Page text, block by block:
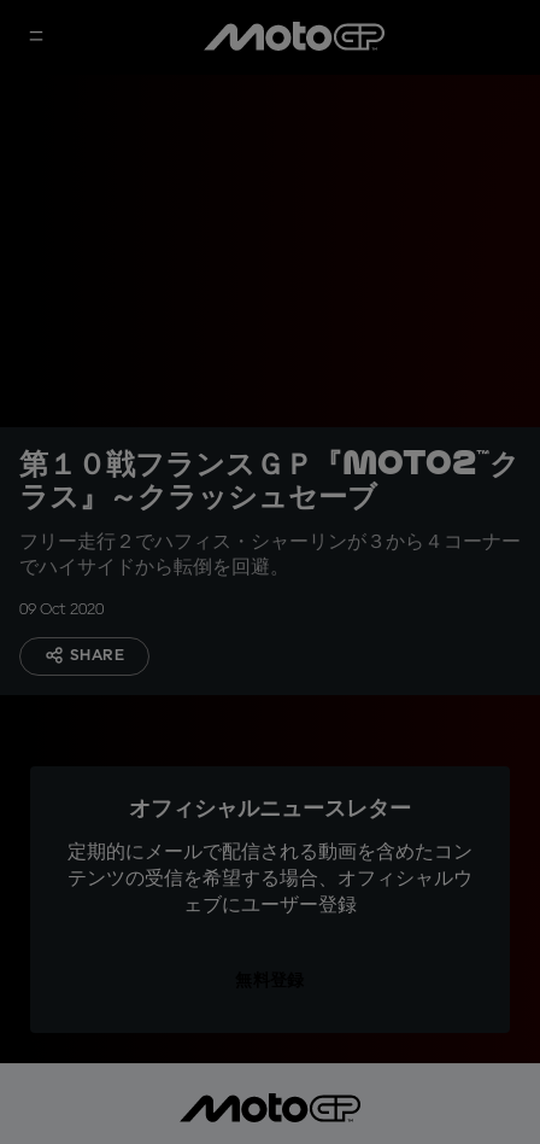
第１０戦フランスＧＰ『Moto2™ク
ラス』～クラッシュセーブ
フリー走行２でハフィス・シャーリンが３から４コーナー
でハイサイドから転倒を回避。
09 Oct 2020
SHARE
オフィシャルニュースレター
定期的にメールで配信される動画を含めたコン
テンツの受信を希望する場合、オフィシャルウ
ェブにユーザー登録